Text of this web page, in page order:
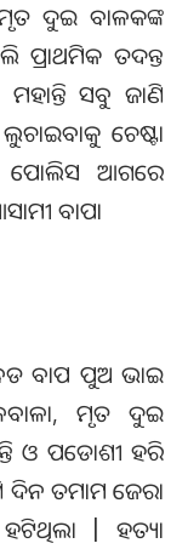
ଦୁଇ ବାଳକଙ୍କ
ପ୍ରାଥମିକ ତଦନ୍ତ
ସବୁ ଜାଣି
ଚେଷ୍ଟା
ପୋଲିସ ଆଗରେ
ବାପା
ବାପ ପୁଅ ଭାଇ
ମୃତ ଦୁଇ
ଓ ପଡୋଶୀ ହରି
ଦିନ ତମାମ ଜେରା
| ହତ୍ୟା